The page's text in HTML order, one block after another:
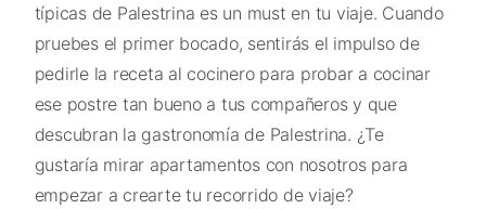
típicas de Palestrina es un must en tu viaje. Cuando
pruebes el primer bocado, sentirás el impulso de
pedirle la receta al cocinero para probar a cocinar
ese postre tan bueno a tus compañeros y que
descubran la gastronomía de Palestrina. ¿Te
gustaría mirar apartamentos con nosotros para
empezar a crearte tu recorrido de viaje?